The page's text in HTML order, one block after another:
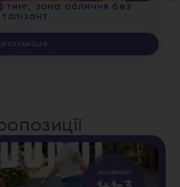
зона обличчя без